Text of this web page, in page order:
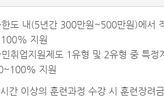
한도 내(5년간 300만원~500만원)에서
지원
취업지원제도 1유형 및 2유형 중 특정
지원
간 이상의 훈련과정 수강 시 훈련장려